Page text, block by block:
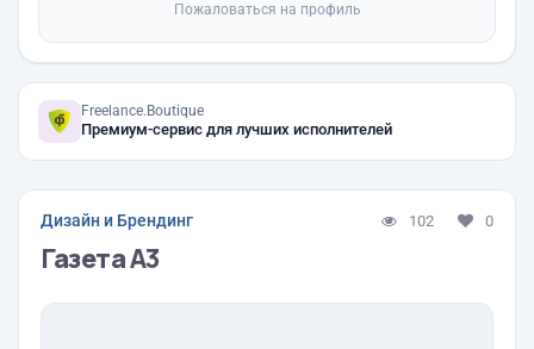
Пожаловаться на профиль
Freelance.Boutique
Премиум-сервис для лучших исполнителей
Дизайн и Брендинг 102 0
Газета А3